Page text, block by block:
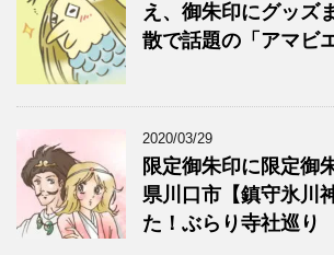
え、御朱印にグッズ
散で話題の「アマビ
2020/03/29
限定御朱印に限定御
県川口市【鎮守氷川
た！ぶらり寺社巡り